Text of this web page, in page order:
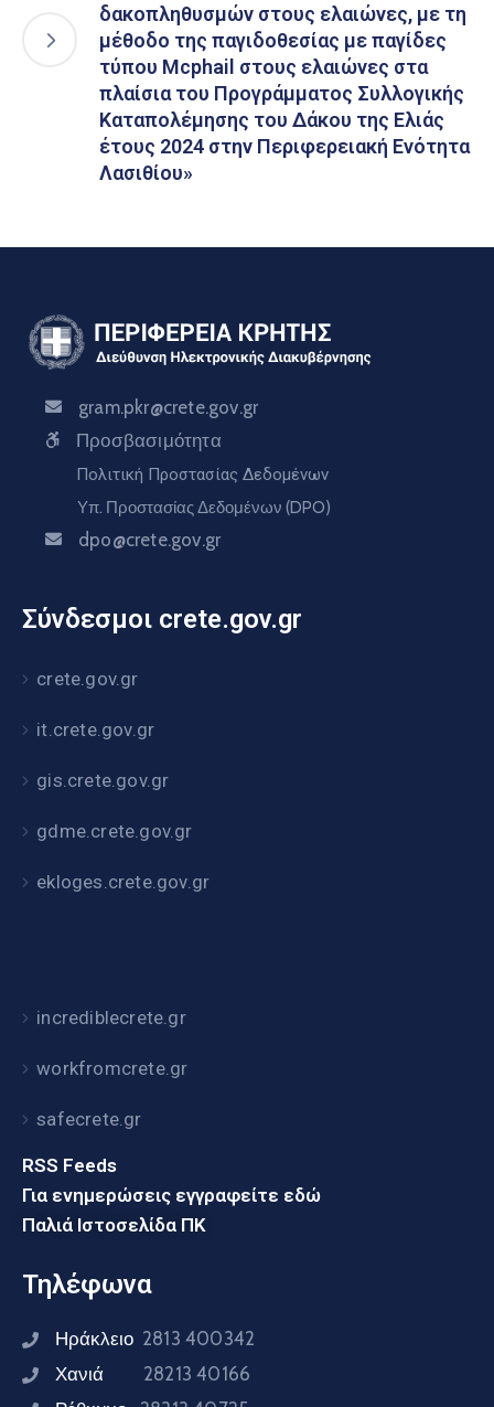
δακοπληθυσμών στους ελαιώνες, με τη
μέθοδο της παγιδοθεσίας με παγίδες
τύπου Mcphail στους ελαιώνες στα
πλαίσια του Προγράμματος Συλλογικής
Καταπολέμησης του Δάκου της Ελιάς
έτους 2024 στην Περιφερειακή Ενότητα
Λασιθίου»
gram.pkr@crete.gov.gr
Προσβασιμότητα
Πολιτική Προστασίας Δεδομένων
Υπ. Προστασίας Δεδομένων (DPO)
dpo@crete.gov.gr
Σύνδεσμοι crete.gov.gr
crete.gov.gr
it.crete.gov.gr
gis.crete.gov.gr
gdme.crete.gov.gr
ekloges.crete.gov.gr
incrediblecrete.gr
workfromcrete.gr
safecrete.gr
RSS Feeds
Για ενημερώσεις εγγραφείτε εδώ
Παλιά Ιστοσελίδα ΠΚ
Τηλέφωνα
Ηράκλειο 2813 400342
Χανιά 28213 40166